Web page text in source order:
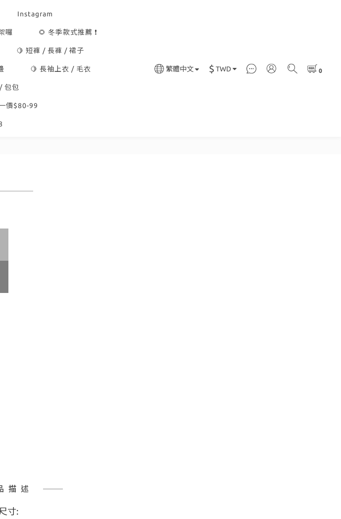
Instagram
囉 🌻 冬季款式推薦 ❗
🍋 短褲 / 長褲 / 裙子
🍋 長袖上衣 / 毛衣
包包
價$80-99
繁體中文 $ TWD
描述
尺寸: